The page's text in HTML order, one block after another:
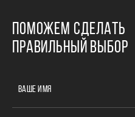
ПОМОЖЕМ СДЕЛАТЬ
ПРАВИЛЬНЫЙ ВЫБОР
ВАШЕ ИМЯ